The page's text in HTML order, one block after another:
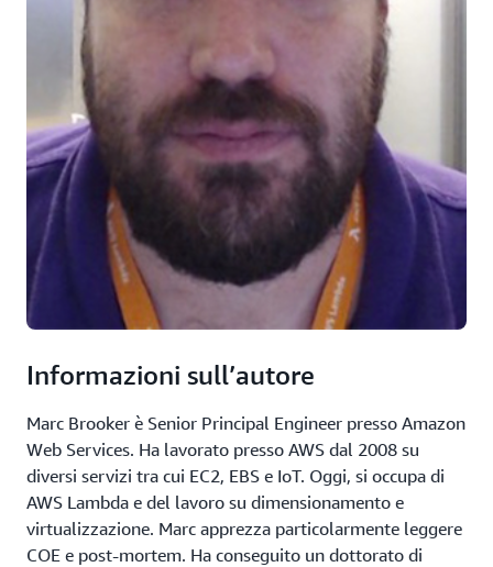
Informazioni sull’autore
Marc Brooker è Senior Principal Engineer presso Amazon
Web Services. Ha lavorato presso AWS dal 2008 su
diversi servizi tra cui EC2, EBS e IoT. Oggi, si occupa di
AWS Lambda e del lavoro su dimensionamento e
virtualizzazione. Marc apprezza particolarmente leggere
COE e post-mortem. Ha conseguito un dottorato di